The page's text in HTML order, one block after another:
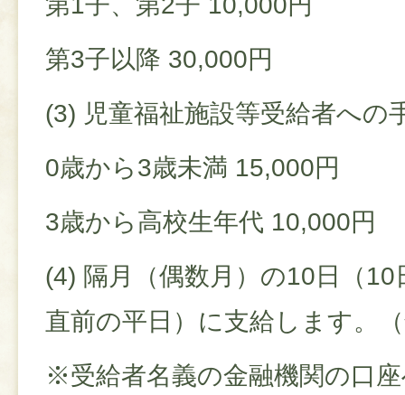
第3子以降 30,000円
(3) 児童福祉施設等受給者への
0歳から3歳未満 15,000円
3歳から高校生年代 10,000円
(4) 隔月（偶数月）の10日（
直前の平日）に支給します。
※受給者名義の金融機関の口